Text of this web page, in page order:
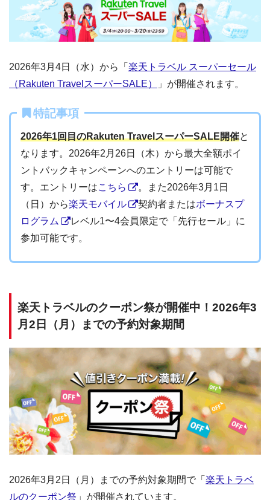
2026年3月4日（水）から「 楽天トラベル スーパーセール
（Rakuten TravelスーパーSALE）
」が開催されます。
特記事項
2026年1回目のRakuten TravelスーパーSALE開催と
なります。2026年2月26日（木）から最大全額ポイ
ントバックキャンペーンへのエントリーは可能で
す。エントリーはこちら
。また2026年3月1日
（日）から楽天モバイル 契約者またはボーナスプ
ログラム
レベル1〜4会員限定で「先行セール」に
参加可能です。
楽天トラベルのクーポン祭が開催中！2026年3
月2日（月）までの予約対象期間
2026年3月2日（月）までの予約対象期間で「 楽天トラベ
ルのクーポン祭 」が開催されています。